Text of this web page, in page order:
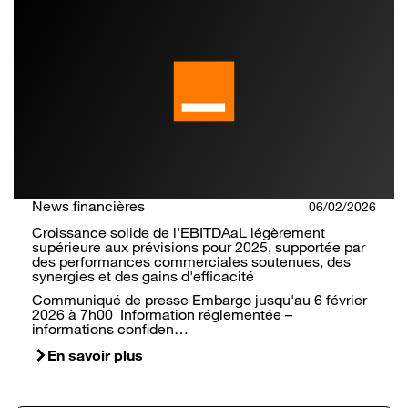
News financières 06/02/2026
Croissance solide de l'EBITDAaL légèrement
supérieure aux prévisions pour 2025, supportée par
des performances commerciales soutenues, des
synergies et des gains d'efficacité
Communiqué de presse Embargo jusqu'au 6 février
2026 à 7h00 Information réglementée –
informations confiden…
En savoir plus